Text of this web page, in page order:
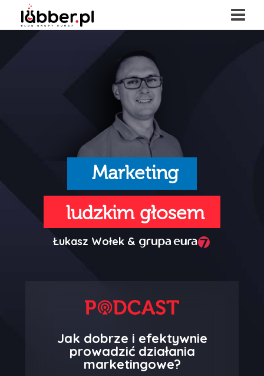
Łukasz Wołek &
Marketing
ludzkim głosem
Jak dobrze i efektywnie
prowadzić działania
marketingowe?